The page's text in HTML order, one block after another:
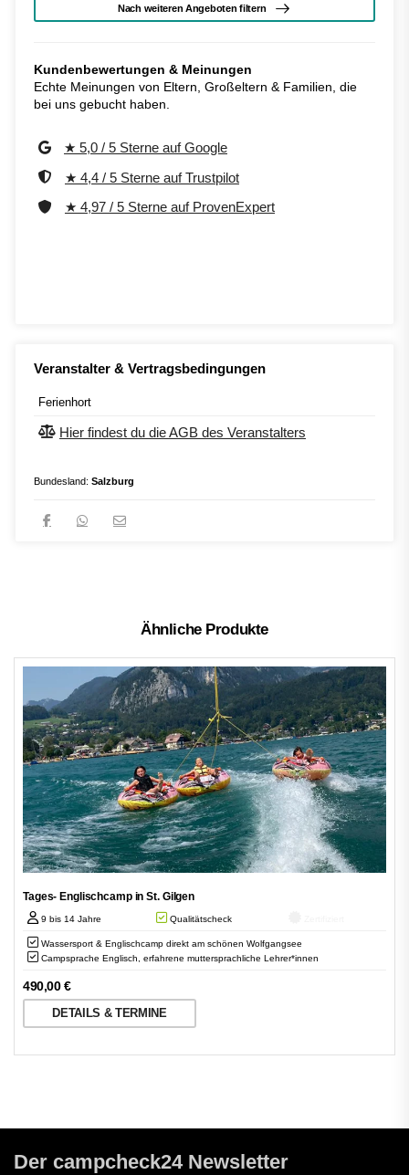
Nach weiteren Angeboten filtern
Kundenbewertungen & Meinungen
Echte Meinungen von Eltern, Großeltern & Familien, die
bei uns gebucht haben.
★ 5,0 / 5 Sterne auf Google
★ 4,4 / 5 Sterne auf Trustpilot
★ 4,97 / 5 Sterne auf ProvenExpert
Veranstalter & Vertragsbedingungen
Ferienhort
Hier findest du die AGB des Veranstalters
Bundesland: Salzburg
Ähnliche Produkte
Tages- Englischcamp in St. Gilgen
9 bis 14 Jahre Qualitätscheck
Wassersport & Englischcamp direkt am schönen Wolfgangsee
Campsprache Englisch, erfahrene muttersprachliche Lehrer*innen
490,00€
DETAILS & TERMINE
Der campcheck24 Newsletter